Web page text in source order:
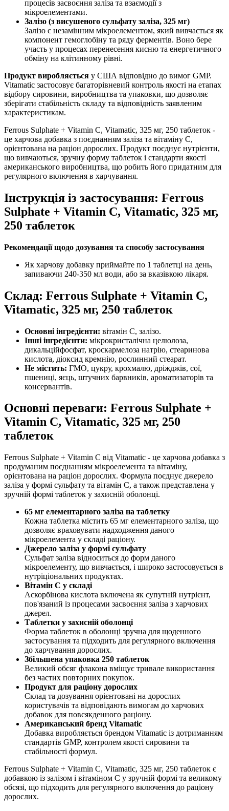
процесів засвоєння заліза та взаємодії з
мікроелементами.
Залізо (з висушеного сульфату заліза, 325 мг)
Залізо є незамінним мікроелементом, який вивчається як
компонент гемоглобіну та ряду ферментів. Воно бере
участь у процесах перенесення кисню та енергетичного
обміну на клітинному рівні.
Продукт виробляється у США відповідно до вимог GMP.
Vitamatic застосовує багаторівневий контроль якості на етапах
відбору сировини, виробництва та упаковки, що дозволяє
зберігати стабільність складу та відповідність заявленим
характеристикам.
Ferrous Sulphate + Vitamin C, Vitamatic, 325 мг, 250 таблеток -
це харчова добавка з поєднанням заліза та вітаміну C,
орієнтована на раціон дорослих. Продукт поєднує нутрієнти,
що вивчаються, зручну форму таблеток і стандарти якості
американського виробництва, що робить його придатним для
регулярного включення в харчування.
Інструкція із застосування: Ferrous
Sulphate + Vitamin C, Vitamatic, 325 мг,
250 таблеток
Рекомендації щодо дозування та способу застосування
Як харчову добавку приймайте по 1 таблетці на день,
запиваючи 240-350 мл води, або за вказівкою лікаря.
Склад: Ferrous Sulphate + Vitamin C,
Vitamatic, 325 мг, 250 таблеток
Основні інгредієнти: вітамін С, залізо.
Інші інгредієнти: мікрокристалічна целюлоза,
дикальційфосфат, кроскармелоза натрію, стеаринова
кислота, діоксид кремнію, рослинний стеарат.
Не містить: ГМО, цукру, крохмалю, дріжджів, сої,
пшениці, яєць, штучних барвників, ароматизаторів та
консервантів.
Основні переваги: Ferrous Sulphate +
Vitamin C, Vitamatic, 325 мг, 250
таблеток
Ferrous Sulphate + Vitamin C від Vitamatic - це харчова добавка з
продуманим поєднанням мікроелемента та вітаміну,
орієнтована на раціон дорослих. Формула поєднує джерело
заліза у формі сульфату та вітамін С, а також представлена у
зручній формі таблеток у захисній оболонці.
65 мг елементарного заліза на таблетку
Кожна таблетка містить 65 мг елементарного заліза, що
дозволяє враховувати надходження даного
мікроелемента у складі раціону.
Джерело заліза у формі сульфату
Сульфат заліза відноситься до форм даного
мікроелементу, що вивчається, і широко застосовується в
нутріціональних продуктах.
Вітамін С у складі
Аскорбінова кислота включена як супутній нутрієнт,
пов'язаний із процесами засвоєння заліза з харчових
джерел.
Таблетки у захисній оболонці
Форма таблеток в оболонці зручна для щоденного
застосування та підходить для регулярного включення
до харчування дорослих.
Збільшена упаковка 250 таблеток
Великий обсяг флакона вміщує тривале використання
без частих повторних покупок.
Продукт для раціону дорослих
Склад та дозування орієнтовані на дорослих
користувачів та відповідають вимогам до харчових
добавок для повсякденного раціону.
Американський бренд Vitamatic
Добавка виробляється брендом Vitamatic із дотриманням
стандартів GMP, контролем якості сировини та
стабільності формул.
Ferrous Sulphate + Vitamin C, Vitamatic, 325 мг, 250 таблеток є
добавкою із залізом і вітаміном C у зручній формі та великому
обсязі, що підходить для регулярного включення до раціону
дорослих.